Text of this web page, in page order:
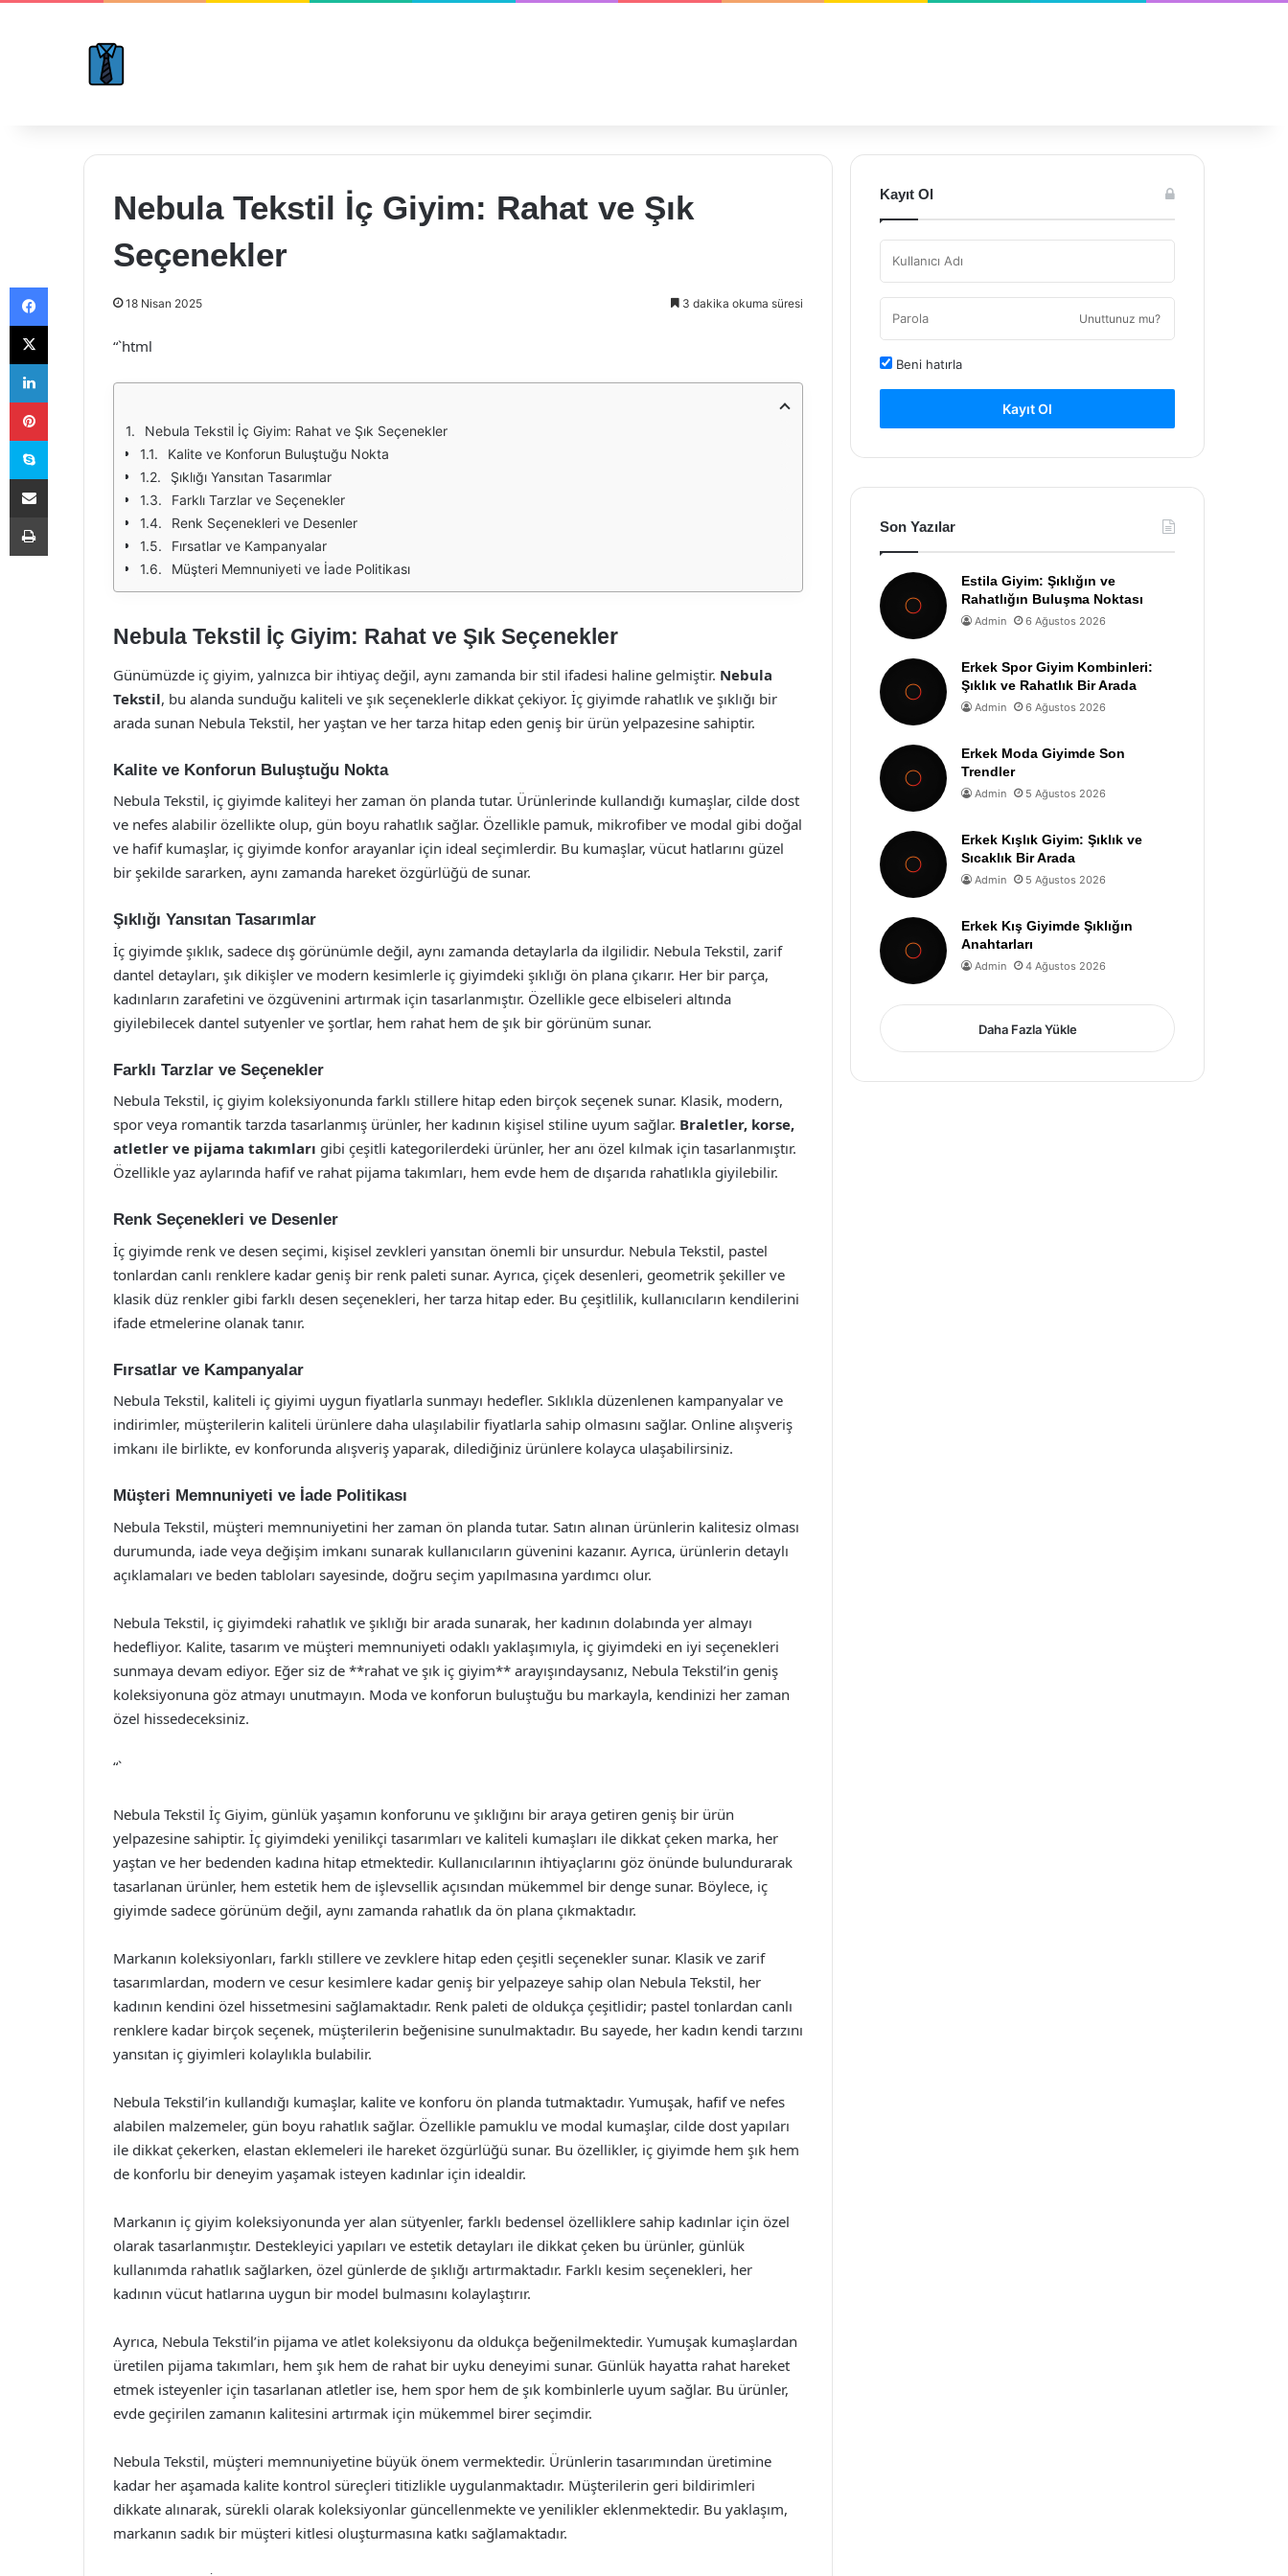
Nebula Tekstil İç Giyim: Rahat ve Şık
Seçenekler
18 Nisan 2025 3 dakika okuma süresi
“`html
Nebula Tekstil İç Giyim: Rahat ve Şık Seçenekler
Kalite ve Konforun Buluştuğu Nokta
Şıklığı Yansıtan Tasarımlar
Farklı Tarzlar ve Seçenekler
Renk Seçenekleri ve Desenler
Fırsatlar ve Kampanyalar
Müşteri Memnuniyeti ve İade Politikası
Nebula Tekstil İç Giyim: Rahat ve Şık Seçenekler
Günümüzde iç giyim, yalnızca bir ihtiyaç değil, aynı zamanda bir stil ifadesi haline gelmiştir. Nebula
Tekstil, bu alanda sunduğu kaliteli ve şık seçeneklerle dikkat çekiyor. İç giyimde rahatlık ve şıklığı bir
arada sunan Nebula Tekstil, her yaştan ve her tarza hitap eden geniş bir ürün yelpazesine sahiptir.
Kalite ve Konforun Buluştuğu Nokta
Nebula Tekstil, iç giyimde kaliteyi her zaman ön planda tutar. Ürünlerinde kullandığı kumaşlar, cilde dost
ve nefes alabilir özellikte olup, gün boyu rahatlık sağlar. Özellikle pamuk, mikrofiber ve modal gibi doğal
ve hafif kumaşlar, iç giyimde konfor arayanlar için ideal seçimlerdir. Bu kumaşlar, vücut hatlarını güzel
bir şekilde sararken, aynı zamanda hareket özgürlüğü de sunar.
Şıklığı Yansıtan Tasarımlar
İç giyimde şıklık, sadece dış görünümle değil, aynı zamanda detaylarla da ilgilidir. Nebula Tekstil, zarif
dantel detayları, şık dikişler ve modern kesimlerle iç giyimdeki şıklığı ön plana çıkarır. Her bir parça,
kadınların zarafetini ve özgüvenini artırmak için tasarlanmıştır. Özellikle gece elbiseleri altında
giyilebilecek dantel sutyenler ve şortlar, hem rahat hem de şık bir görünüm sunar.
Farklı Tarzlar ve Seçenekler
Nebula Tekstil, iç giyim koleksiyonunda farklı stillere hitap eden birçok seçenek sunar. Klasik, modern,
spor veya romantik tarzda tasarlanmış ürünler, her kadının kişisel stiline uyum sağlar. Braletler, korse,
atletler ve pijama takımları gibi çeşitli kategorilerdeki ürünler, her anı özel kılmak için tasarlanmıştır.
Özellikle yaz aylarında hafif ve rahat pijama takımları, hem evde hem de dışarıda rahatlıkla giyilebilir.
Renk Seçenekleri ve Desenler
İç giyimde renk ve desen seçimi, kişisel zevkleri yansıtan önemli bir unsurdur. Nebula Tekstil, pastel
tonlardan canlı renklere kadar geniş bir renk paleti sunar. Ayrıca, çiçek desenleri, geometrik şekiller ve
klasik düz renkler gibi farklı desen seçenekleri, her tarza hitap eder. Bu çeşitlilik, kullanıcıların kendilerini
ifade etmelerine olanak tanır.
Fırsatlar ve Kampanyalar
Nebula Tekstil, kaliteli iç giyimi uygun fiyatlarla sunmayı hedefler. Sıklıkla düzenlenen kampanyalar ve
indirimler, müşterilerin kaliteli ürünlere daha ulaşılabilir fiyatlarla sahip olmasını sağlar. Online alışveriş
imkanı ile birlikte, ev konforunda alışveriş yaparak, dilediğiniz ürünlere kolayca ulaşabilirsiniz.
Müşteri Memnuniyeti ve İade Politikası
Nebula Tekstil, müşteri memnuniyetini her zaman ön planda tutar. Satın alınan ürünlerin kalitesiz olması
durumunda, iade veya değişim imkanı sunarak kullanıcıların güvenini kazanır. Ayrıca, ürünlerin detaylı
açıklamaları ve beden tabloları sayesinde, doğru seçim yapılmasına yardımcı olur.
Nebula Tekstil, iç giyimdeki rahatlık ve şıklığı bir arada sunarak, her kadının dolabında yer almayı
hedefliyor. Kalite, tasarım ve müşteri memnuniyeti odaklı yaklaşımıyla, iç giyimdeki en iyi seçenekleri
sunmaya devam ediyor. Eğer siz de **rahat ve şık iç giyim** arayışındaysanız, Nebula Tekstil’in geniş
koleksiyonuna göz atmayı unutmayın. Moda ve konforun buluştuğu bu markayla, kendinizi her zaman
özel hissedeceksiniz.
“`
Nebula Tekstil İç Giyim, günlük yaşamın konforunu ve şıklığını bir araya getiren geniş bir ürün
yelpazesine sahiptir. İç giyimdeki yenilikçi tasarımları ve kaliteli kumaşları ile dikkat çeken marka, her
yaştan ve her bedenden kadına hitap etmektedir. Kullanıcılarının ihtiyaçlarını göz önünde bulundurarak
tasarlanan ürünler, hem estetik hem de işlevsellik açısından mükemmel bir denge sunar. Böylece, iç
giyimde sadece görünüm değil, aynı zamanda rahatlık da ön plana çıkmaktadır.
Markanın koleksiyonları, farklı stillere ve zevklere hitap eden çeşitli seçenekler sunar. Klasik ve zarif
tasarımlardan, modern ve cesur kesimlere kadar geniş bir yelpazeye sahip olan Nebula Tekstil, her
kadının kendini özel hissetmesini sağlamaktadır. Renk paleti de oldukça çeşitlidir; pastel tonlardan canlı
renklere kadar birçok seçenek, müşterilerin beğenisine sunulmaktadır. Bu sayede, her kadın kendi tarzını
yansıtan iç giyimleri kolaylıkla bulabilir.
Nebula Tekstil’in kullandığı kumaşlar, kalite ve konforu ön planda tutmaktadır. Yumuşak, hafif ve nefes
alabilen malzemeler, gün boyu rahatlık sağlar. Özellikle pamuklu ve modal kumaşlar, cilde dost yapıları
ile dikkat çekerken, elastan eklemeleri ile hareket özgürlüğü sunar. Bu özellikler, iç giyimde hem şık hem
de konforlu bir deneyim yaşamak isteyen kadınlar için idealdir.
Markanın iç giyim koleksiyonunda yer alan sütyenler, farklı bedensel özelliklere sahip kadınlar için özel
olarak tasarlanmıştır. Destekleyici yapıları ve estetik detayları ile dikkat çeken bu ürünler, günlük
kullanımda rahatlık sağlarken, özel günlerde de şıklığı artırmaktadır. Farklı kesim seçenekleri, her
kadının vücut hatlarına uygun bir model bulmasını kolaylaştırır.
Ayrıca, Nebula Tekstil’in pijama ve atlet koleksiyonu da oldukça beğenilmektedir. Yumuşak kumaşlardan
üretilen pijama takımları, hem şık hem de rahat bir uyku deneyimi sunar. Günlük hayatta rahat hareket
etmek isteyenler için tasarlanan atletler ise, hem spor hem de şık kombinlerle uyum sağlar. Bu ürünler,
evde geçirilen zamanın kalitesini artırmak için mükemmel birer seçimdir.
Nebula Tekstil, müşteri memnuniyetine büyük önem vermektedir. Ürünlerin tasarımından üretimine
kadar her aşamada kalite kontrol süreçleri titizlikle uygulanmaktadır. Müşterilerin geri bildirimleri
dikkate alınarak, sürekli olarak koleksiyonlar güncellenmekte ve yenilikler eklenmektedir. Bu yaklaşım,
markanın sadık bir müşteri kitlesi oluşturmasına katkı sağlamaktadır.
Kayıt Ol
Unuttunuz mu?
Beni hatırla
Kayıt Ol
Son Yazılar
Estila Giyim: Şıklığın ve
Rahatlığın Buluşma Noktası
Admin 6 Ağustos 2026
Erkek Spor Giyim Kombinleri:
Şıklık ve Rahatlık Bir Arada
Admin 6 Ağustos 2026
Erkek Moda Giyimde Son
Trendler
Admin 5 Ağustos 2026
Erkek Kışlık Giyim: Şıklık ve
Sıcaklık Bir Arada
Admin 5 Ağustos 2026
Erkek Kış Giyimde Şıklığın
Anahtarları
Admin 4 Ağustos 2026
Daha Fazla Yükle
Facebook
X
LinkedIn
Pinterest
Skype
E-Posta ile paylaş